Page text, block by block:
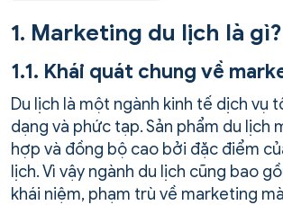
1. Marketing du lịch là gì?
1.1. Khái quát chung về
Du lịch là một ngành kinh tế dịch vụ
dạng và phức tạp. Sản phẩm du lịch
hợp và đồng bộ cao bởi đặc điểm
lịch. Vì vậy ngành du lịch cũng bao
khái niệm, phạm trù về marketing